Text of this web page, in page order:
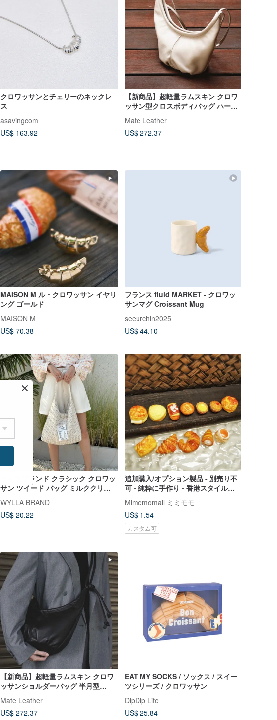
クロワッサンとチェリーのネックレ
ス
asavingcom
US$ 163.92
【新商品】超軽量ラムスキン クロワ
ッサン型クロスボディバッグ ハーフ
ムーン 2way バッグ トラベルバッグ
香港発ニッチブランド
Mate Leather
US$ 272.37
MAISON M ル・クロワッサン イヤリ
ング ゴールド
MAISON M
US$ 70.38
フランス fluid MARKET - クロワッ
サンマグ Croissant Mug
seeurchin2025
US$ 44.10
ウィラブランド クラシック クロワッ
サン ツイード バッグ ミルククリー
WYLLA BRAND
US$ 20.22
追加購入/オプション製品 - 別売り不
可 - 純粋に手作り - 香港スタイルの
ちゃモデル
Mimemomall ミミモモ
US$ 1.54
カスタム可
【新商品】超軽量ラムスキン クロワ
ッサンショルダーバッグ 半月型
2WAY トラベルバッグ 香港発ニッチ
ブランド
Mate Leather
US$ 272.37
EAT MY SOCKS / ソックス / スイー
ツシリーズ / クロワッサン
DipDip Life
US$ 25.84